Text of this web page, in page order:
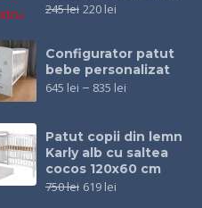
245lei 220 lei
Configurator patut
bebe personalizat
645 lei – 835 lei
Patut copii din lemn
Karly alb cu saltea
cocos 120x60 cm
750lei 619 lei